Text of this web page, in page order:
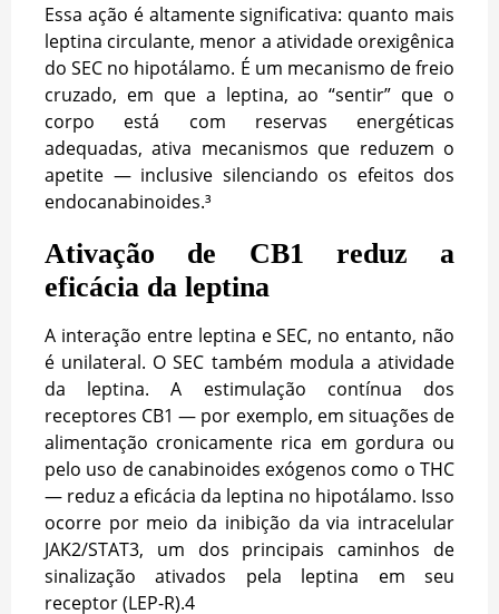
Essa ação é altamente significativa: quanto mais
leptina circulante, menor a atividade orexigênica
do SEC no hipotálamo. É um mecanismo de freio
cruzado, em que a leptina, ao “sentir” que o
corpo está com reservas energéticas
adequadas, ativa mecanismos que reduzem o
apetite — inclusive silenciando os efeitos dos
endocanabinoides.³
Ativação de CB1 reduz a
eficácia da leptina
A interação entre leptina e SEC, no entanto, não
é unilateral. O SEC também modula a atividade
da leptina. A estimulação contínua dos
receptores CB1 — por exemplo, em situações de
alimentação cronicamente rica em gordura ou
pelo uso de canabinoides exógenos como o THC
— reduz a eficácia da leptina no hipotálamo. Isso
ocorre por meio da inibição da via intracelular
JAK2/STAT3, um dos principais caminhos de
sinalização ativados pela leptina em seu
receptor (LEP-R).4